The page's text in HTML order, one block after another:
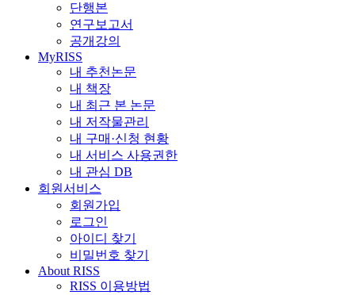
단행본
연구보고서
공개강의
MyRISS
내 추천논문
내 책장
내 최근 본 논문
내 저작물관리
내 구매·신청 현황
내 서비스 사용권한
내 관심 DB
회원서비스
회원가입
로그인
아이디 찾기
비밀번호 찾기
About RISS
RISS 이용방법